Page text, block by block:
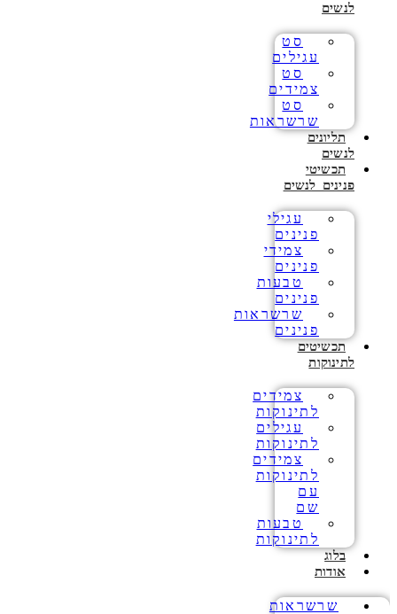
לנשים
סט
עגילים
סט
צמידים
סט
שרשראות
תליונים
לנשים
תכשיטי
פנינים לנשים
עגילי
פנינים
צמידי
פנינים
טבעות
פנינים
שרשראות
פנינים
תכשיטים
לתינוקות
צמידים
לתינוקות
עגילים
לתינוקות
צמידים
לתינוקות
עם
שם
טבעות
לתינוקות
בלוג
אודות
שרשראות